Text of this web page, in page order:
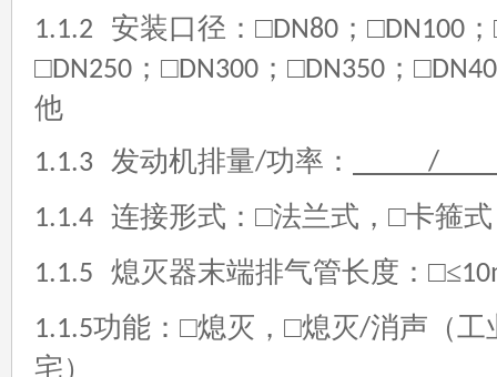
1.1.2 安装口径：□DN80 ；□DN100
□DN250 ；□DN300 ；□DN350 ；□
他
1.1.3 发动机排量/功率：
1.1.4 连接形式：□法兰式，□卡箍式
1.1.5 熄灭器末端排气管长度：□≤
1.1.5功能：□熄灭，□熄灭/消声（工
宅）